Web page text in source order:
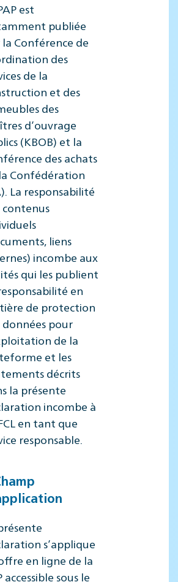
est
publiée
la Conférence de
des
de la
et des
des
d’ouvrage
(KBOB) et la
des achats
Confédération
La responsabilité
contenus
liens
incombe aux
qui les publient
en
de protection
données pour
de la
et les
décrits
la présente
incombe à
en tant que
responsable.
s’applique
en ligne de la
accessible sous le